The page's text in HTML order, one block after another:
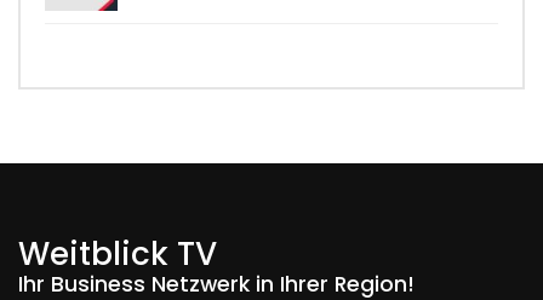
Weitblick TV
Ihr Business Netzwerk in Ihrer Region!